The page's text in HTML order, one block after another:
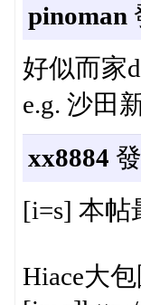
pinoman
好似而家
e.g. 沙田
xx8884
[i=s] 本帖
Hiace大